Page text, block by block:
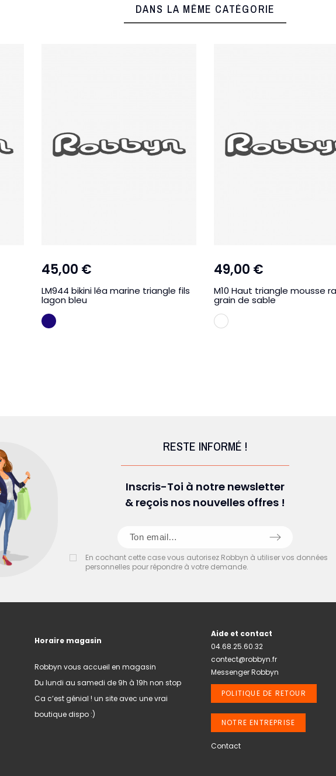
DANS LA MÊME CATÉGORIE
45,00 €
LM944 bikini léa marine triangle fils
lagon bleu
Bleue marine
49,00 €
M10 Haut triangle mousse
grain de sable
Rayure
RESTE INFORMÉ !
Inscris-Toi à notre newsletter
& reçois nos nouvelles offres !
En cochant cette case vous autorisez Robbyn à utiliser vos données
personnelles pour répondre à votre demande.
Horaire magasin
Robbyn vous accueil en magasin
Du lundi au samedi de 9h à 19h non stop
Ca c’est génial ! un site avec une vrai
boutique dispo :)
Aide et contact
04.68.25.60.32
contect@robbyn.fr
Messenger Robbyn
POLITIQUE DE RETOUR
NOTRE ENTREPRISE
Contact